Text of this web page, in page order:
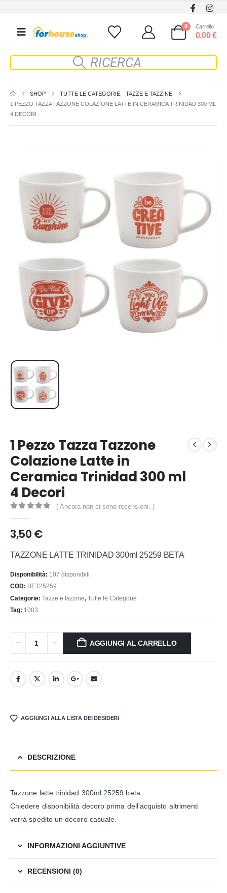
0 Carrello
0,00€
SHOP TUTTE LE CATEGORIE,
TAZZE E TAZZINE
1 PEZZO TAZZA TAZZONE COLAZIONE LATTE IN CERAMICA TRINIDAD 300 ML
4 DECORI
1 Pezzo Tazza Tazzone
Colazione Latte in
Ceramica Trinidad 300 ml
4 Decori
( Ancora non ci sono recensioni. )
3,50 €
TAZZONE LATTE TRINIDAD 300ml 25259 BETA
Disponibilità: 107 disponibili
COD: BET25259
Categorie: Tazze e tazzine, Tutte le Categorie
Tag: 1003
AGGIUNGI AL CARRELLO
AGGIUNGI ALLA LISTA DEI DESIDERI
DESCRIZIONE
Tazzone latte trinidad 300ml 25259 beta
Chiedere disponibilità decoro prima dell’acquisto altrimenti
verrà spedito un decoro casuale.
INFORMAZIONI AGGIUNTIVE
RECENSIONI (0)